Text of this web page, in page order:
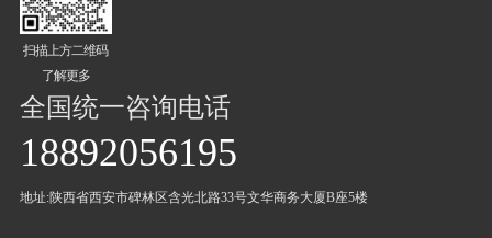
扫描上方二维码
了解更多
全国统一咨询电话
18892056195
地址:陕西省西安市碑林区含光北路33号文华商务大厦B座5楼